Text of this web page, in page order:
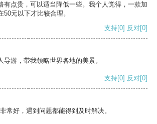
有点贵，可以适当降低一些。我个人觉得，一款加
元以下才比较合理。
支持[0] 反对[0]
导游，带我领略世界各地的美景。
支持[0] 反对[0]
常好，遇到问题都能得到及时解决。